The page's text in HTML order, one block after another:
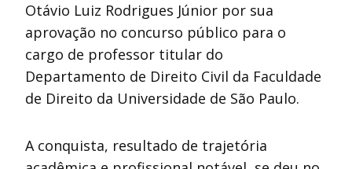
Otávio Luiz Rodrigues Júnior por sua
aprovação no concurso público para o
cargo de professor titular do
Departamento de Direito Civil da Faculdade
de Direito da Universidade de São Paulo.
A conquista, resultado de trajetória